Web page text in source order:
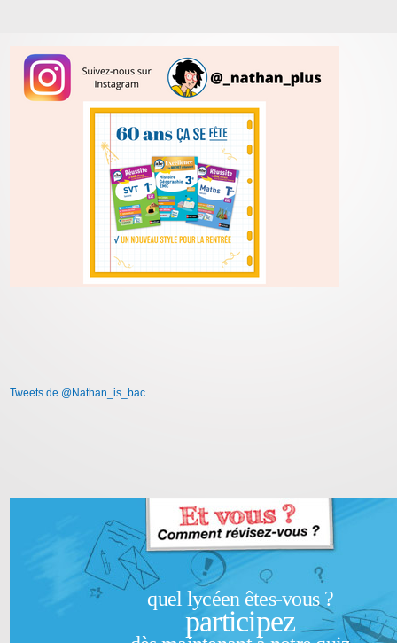
Tweets de @Nathan_is_bac
quel lycéen êtes-vous ?
participez